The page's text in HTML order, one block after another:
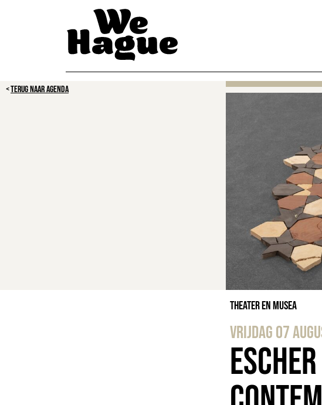
TERUG NAAR AGENDA
Theater en Musea
vrijdag 07